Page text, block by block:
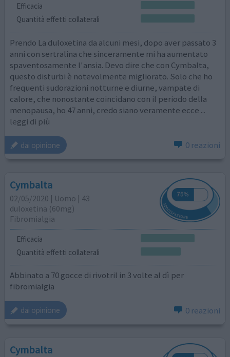
Efficacia
Quantità effetti collaterali
Prendo La duloxetina da alcuni mesi, dopo aver passato 3
anni con sertralina che sinceramente mi ha aumentato
spaventosamente l'ansia. Devo dire che con Cymbalta,
questo disturbi è notevolmente migliorato. Solo che ho
frequenti sudorazioni notturne e diurne, vampate di
calore, che nonostante coincidano con il periodo della
menopausa, ho 47 anni, credo siano veramente ecce ...
leggi di più
dai opinione 0 reazioni
Cymbalta
02/05/2020 | Uomo | 43
duloxetina (60mg)
Fibromialgia
Efficacia
Quantità effetti collaterali
Abbinato a 70 gocce di rivotril in 3 volte al dì per
fibromialgia
dai opinione 0 reazioni
Cymbalta